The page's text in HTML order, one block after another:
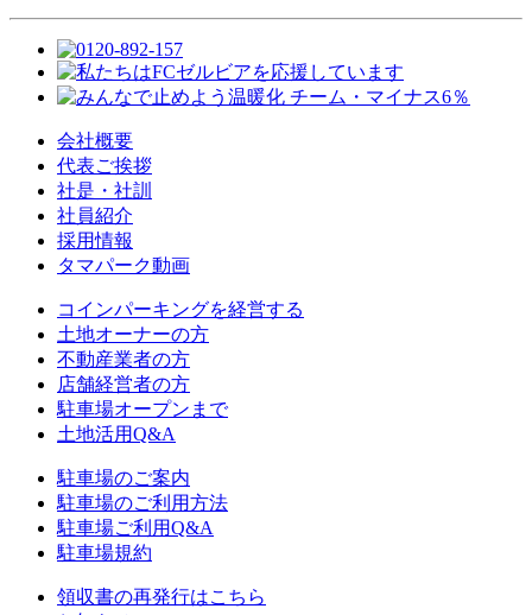
会社概要
代表ご挨拶
社是・社訓
社員紹介
採用情報
タマパーク動画
コインパーキングを経営する
土地オーナーの方
不動産業者の方
店舗経営者の方
駐車場オープンまで
土地活用Q&A
駐車場のご案内
駐車場のご利用方法
駐車場ご利用Q&A
駐車場規約
領収書の再発行はこちら